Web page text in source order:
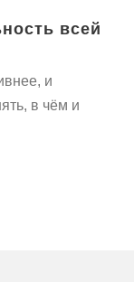
всей
и
в чём и